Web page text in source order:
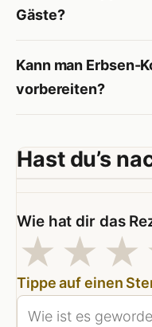
Gäste?
Kann man Erbsen-
vorbereiten?
Hast du’s
Wie hat dir das
★
★ 2
★ 1
Tippe auf einen